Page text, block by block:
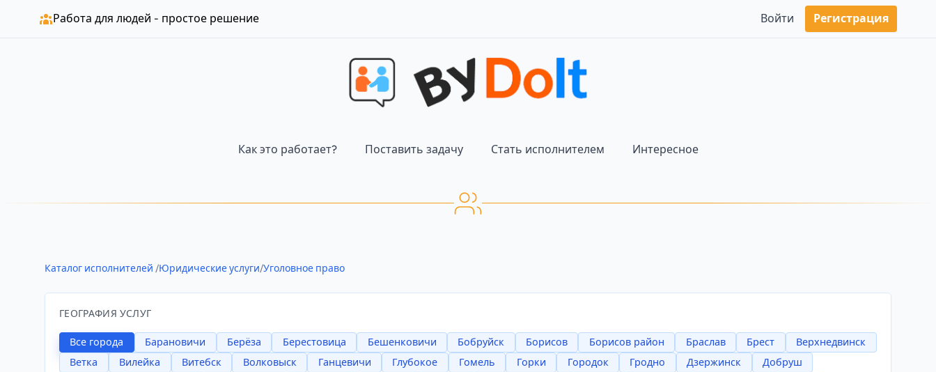
Работа для людей - простое решение Войти Регистрация
Как это работает? Поставить задачу Стать исполнителем Интересное
Каталог исполнителей /Юридические услуги/Уголовное право
ГЕОГРАФИЯ УСЛУГ
Все города Барановичи Берёза Берестовица Бешенковичи Бобруйск Борисов Борисов район Браслав Брест
Верхнедвинск
Ветка
Вилейка Витебск Волковыск Ганцевичи Глубокое Гомель Горки Городок Гродно Дзержинск
Добруш